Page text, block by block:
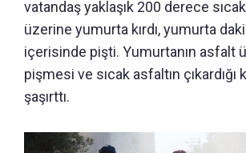
vatandaş yaklaşık 200 derece
üzerine yumurta kırdı, yumurta
içerisinde pişti. Yumurtanın asfalt
pişmesi ve sıcak asfaltın çıkardığı
şaşırttı.